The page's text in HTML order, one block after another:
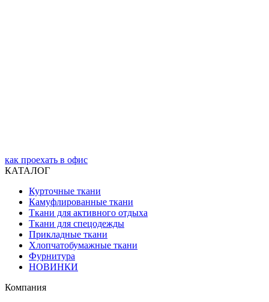
как проехать в офис
КАТАЛОГ
Курточные ткани
Камуфлированные ткани
Ткани для активного отдыха
Ткани для спецодежды
Прикладные ткани
Хлопчатобумажные ткани
Фурнитура
НОВИНКИ
Компания